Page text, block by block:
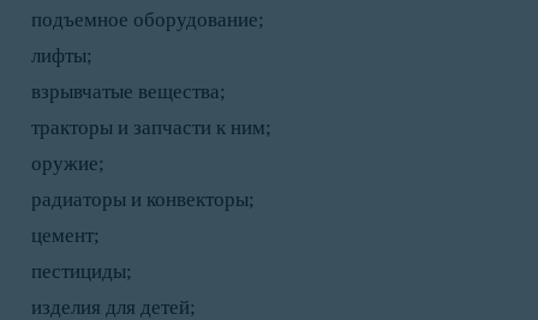
подъемное оборудование;
лифты;
взрывчатые вещества;
тракторы и запчасти к ним;
оружие;
радиаторы и конвекторы;
цемент;
пестициды;
изделия для детей;